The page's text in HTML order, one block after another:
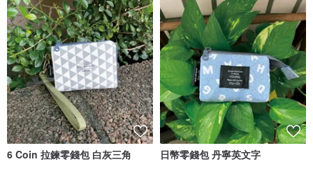
6 Coin 拉鍊零錢包 白灰三角 日幣零錢包 丹寧英文字